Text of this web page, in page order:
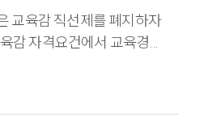
교육감 직선제를 폐지하자